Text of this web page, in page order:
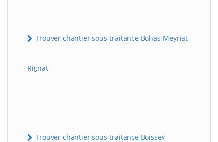
Trouver chantier sous-traitance Bohas-Meyriat-
Rignat
Trouver chantier sous-traitance Boissey